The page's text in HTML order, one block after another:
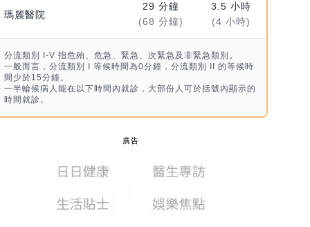
瑪麗醫院
29 分鐘
(68 分鐘)
3.5 小時
(4 小時)
分流類別 I-V 指危殆、危急、緊急、次緊急及非緊急類別。
一般而言，分流類別 I 等候時間為0分鐘，分流類別 II 的等候時
間少於15分鐘。
一半輪候病人能在以下時間內就診，大部份人可於括號內顯示的
時間就診。
廣告